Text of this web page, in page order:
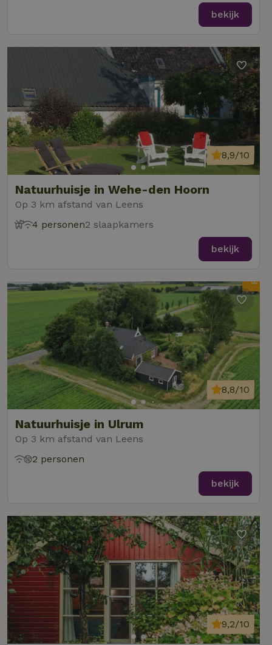
bekijk
Natuurhuisje in Wehe-den Hoorn
Op 3 km afstand van Leens
8,9/10
4 personen2 slaapkamers
bekijk
Natuurhuisje in Ulrum
Op 3 km afstand van Leens
8,8/10
2 personen
bekijk
9,2/10